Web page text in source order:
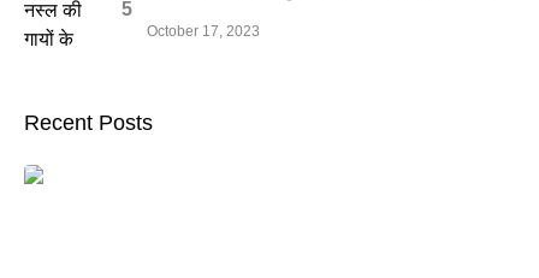
October 17, 2023
Recent Posts